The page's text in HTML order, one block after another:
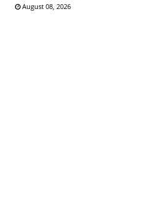
August 08, 2026